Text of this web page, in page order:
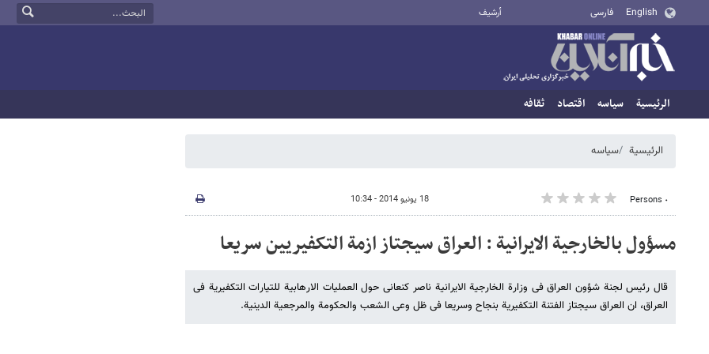
English فارسی أرشيف
الرئيسية سیاسه اقتصاد ثقافه
الرئيسية سیاسه
٠ Persons 18 يونيو 2014 - 10:34
مسؤول بالخارجیة الایرانیة : العراق سیجتاز ازمة التکفیریین سریعا
قال رئیس لجنة شؤون العراق فی وزارة الخارجیة الایرانیة ناصر کنعانی حول العملیات الارهابیة للتیارات التکفیریة فی
العراق، ان العراق سیجتاز الفتنة التکفیریة بنجاح وسریعا فی ظل وعی الشعب والحکومة والمرجعیة الدینیة.